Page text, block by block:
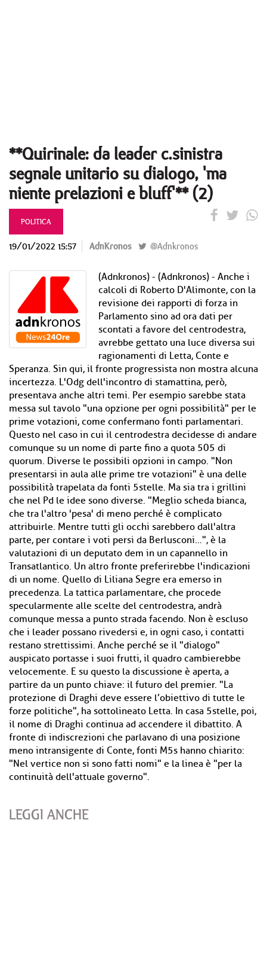
**Quirinale: da leader c.sinistra
segnale unitario su dialogo, 'ma
niente prelazioni e bluff'** (2)
POLITICA
19/01/2022 15:57 AdnKronos @Adnkronos
(Adnkronos) - (Adnkronos) - Anche i
calcoli di Roberto D'Alimonte, con la
revisione dei rapporti di forza in
Parlamento sino ad ora dati per
scontati a favore del centrodestra,
avrebbe gettato una luce diversa sui
ragionamenti di Letta, Conte e
Speranza. Sin qui, il fronte progressista non mostra alcuna
incertezza. L'Odg dell'incontro di stamattina, però,
presentava anche altri temi. Per esempio sarebbe stata
messa sul tavolo "una opzione per ogni possibilità" per le
prime votazioni, come confermano fonti parlamentari.
Questo nel caso in cui il centrodestra decidesse di andare
comunque su un nome di parte fino a quota 505 di
quorum. Diverse le possibili opzioni in campo. "Non
presentarsi in aula alle prime tre votazioni" è una delle
possibilità trapelata da fonti 5stelle. Ma sia tra i grillini
che nel Pd le idee sono diverse. "Meglio scheda bianca,
che tra l'altro 'pesa' di meno perché è complicato
attribuirle. Mentre tutti gli occhi sarebbero dall'altra
parte, per contare i voti persi da Berlusconi...", è la
valutazioni di un deputato dem in un capannello in
Transatlantico. Un altro fronte preferirebbe l'indicazioni
di un nome. Quello di Liliana Segre era emerso in
precedenza. La tattica parlamentare, che procede
specularmente alle scelte del centrodestra, andrà
comunque messa a punto strada facendo. Non è escluso
che i leader possano rivedersi e, in ogni caso, i contatti
restano strettissimi. Anche perché se il "dialogo"
auspicato portasse i suoi frutti, il quadro cambierebbe
velocemente. E su questo la discussione è aperta, a
partire da un punto chiave: il futuro del premier. "La
protezione di Draghi deve essere l’obiettivo di tutte le
forze politiche", ha sottolineato Letta. In casa 5stelle, poi,
il nome di Draghi continua ad accendere il dibattito. A
fronte di indiscrezioni che parlavano di una posizione
meno intransigente di Conte, fonti M5s hanno chiarito:
"Nel vertice non si sono fatti nomi" e la linea è "per la
continuità dell'attuale governo".
LEGGI ANCHE